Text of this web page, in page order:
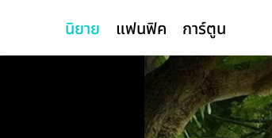
นิยาย แฟนฟิค การ์ตูน